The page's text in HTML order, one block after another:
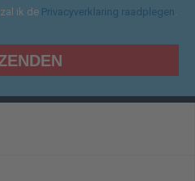
ik de Privacyverklaring raadplegen.